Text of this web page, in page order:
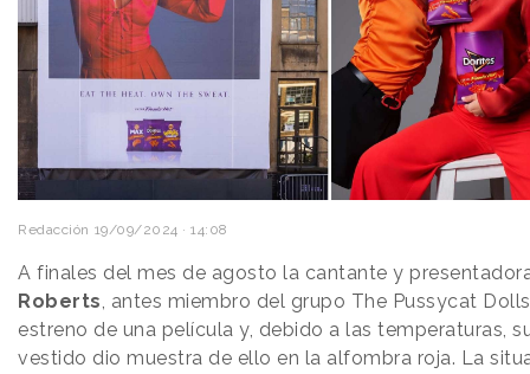
Redacción 19/09/2024 · 14:08
A finales del mes de agosto la cantante y
Roberts, antes miembro del grupo The Pussycat
estreno de una película y, debido a las temperaturas,
vestido dio muestra de ello en la alfombra roja. La